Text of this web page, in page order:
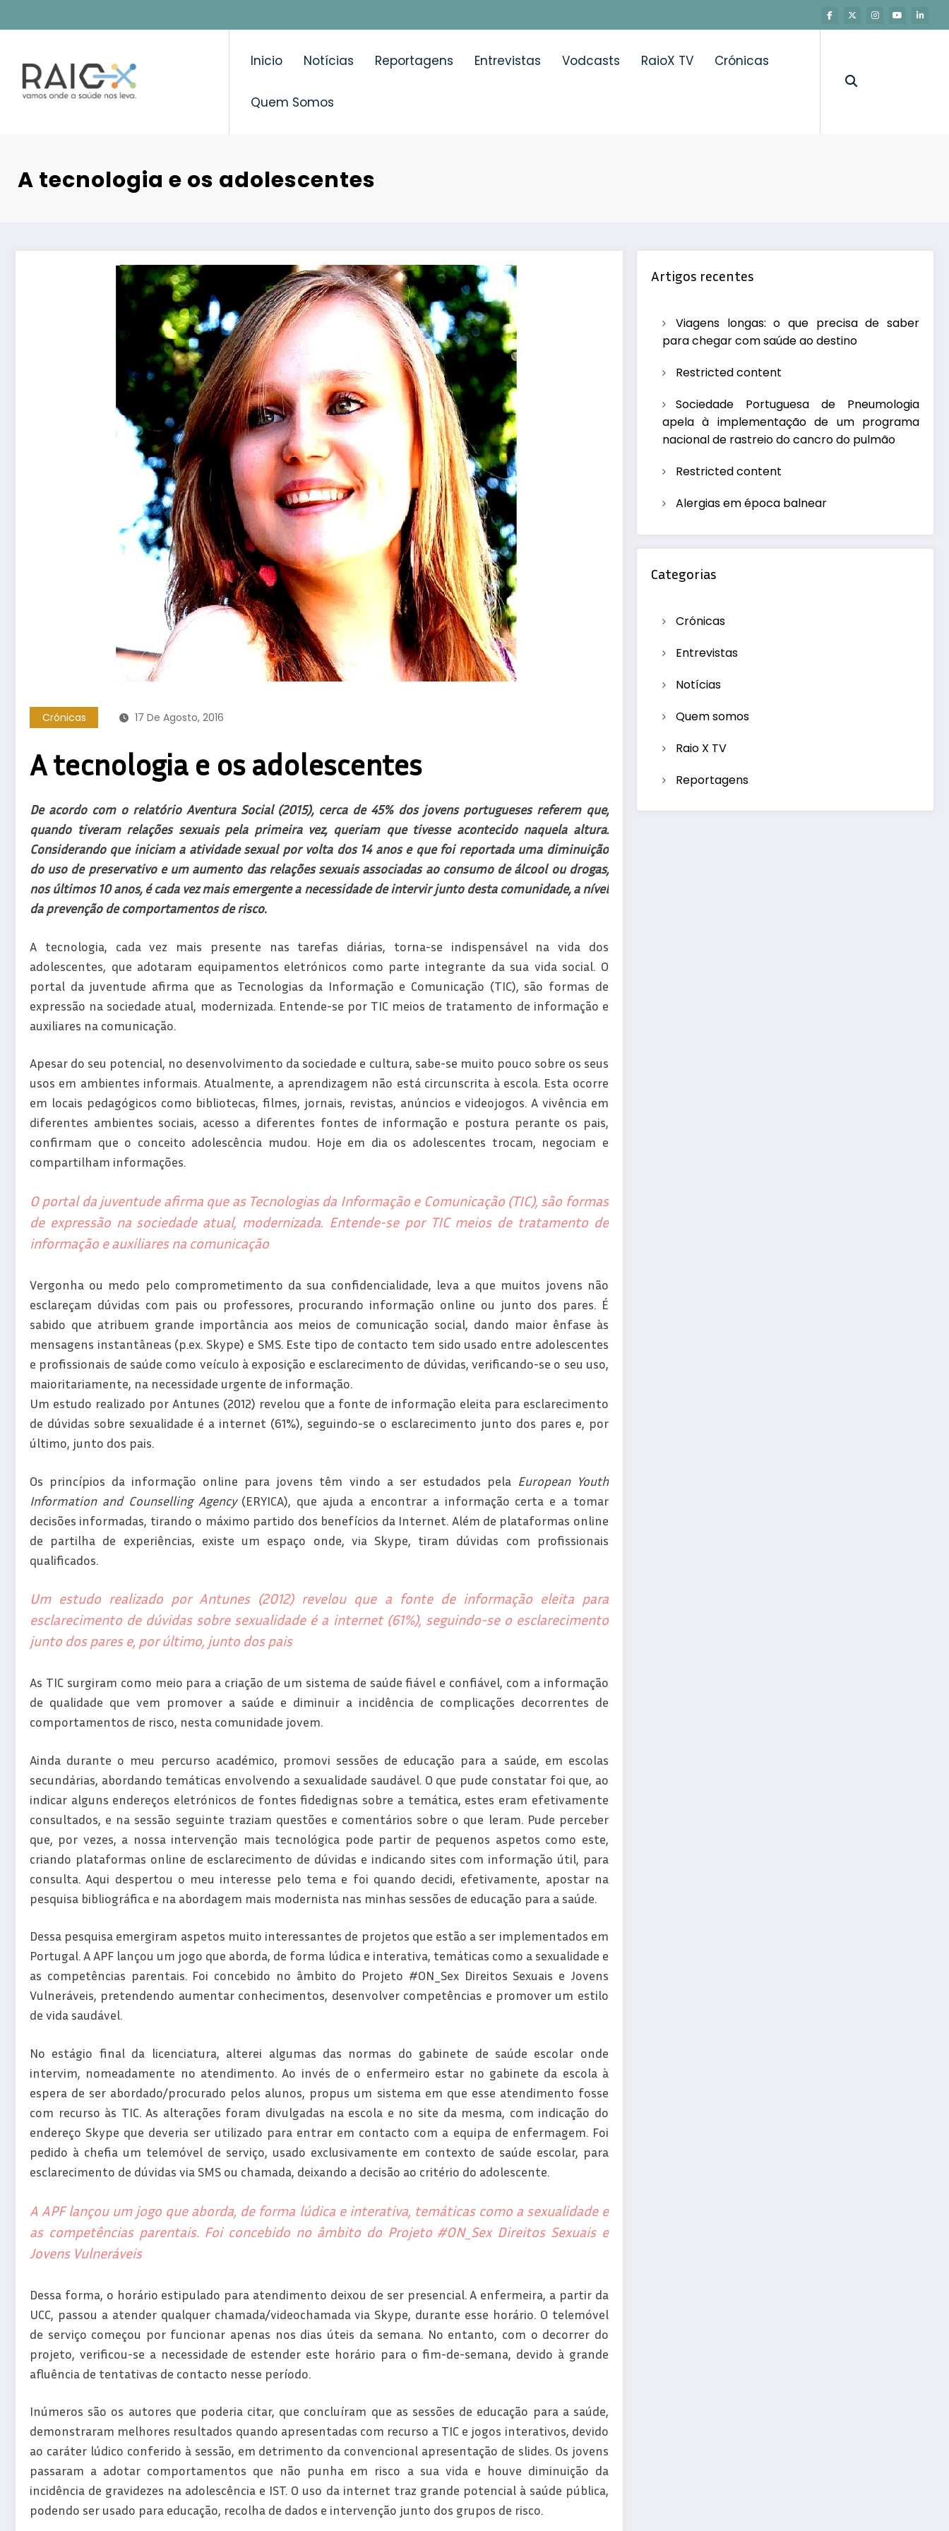
para
conteúdo
Inicio Notícias Reportagens Entrevistas Vodcasts RaioX TV Crónicas
Quem Somos
A tecnologia e os adolescentes
Crónicas 17 De Agosto, 2016
A tecnologia e os adolescentes
De acordo com o relatório Aventura Social (2015), cerca de 45% dos jovens portugueses referem que,
quando tiveram relações sexuais pela primeira vez, queriam que tivesse acontecido naquela altura.
Considerando que iniciam a atividade sexual por volta dos 14 anos e que foi reportada uma diminuição
do uso de preservativo e um aumento das relações sexuais associadas ao consumo de álcool ou drogas,
nos últimos 10 anos, é cada vez mais emergente a necessidade de intervir junto desta comunidade, a nível
da prevenção de comportamentos de risco.
A tecnologia, cada vez mais presente nas tarefas diárias, torna-se indispensável na vida dos
adolescentes, que adotaram equipamentos eletrónicos como parte integrante da sua vida social. O
portal da juventude afirma que as Tecnologias da Informação e Comunicação (TIC), são formas de
expressão na sociedade atual, modernizada. Entende-se por TIC meios de tratamento de informação e
auxiliares na comunicação.
Apesar do seu potencial, no desenvolvimento da sociedade e cultura, sabe-se muito pouco sobre os seus
usos em ambientes informais. Atualmente, a aprendizagem não está circunscrita à escola. Esta ocorre
em locais pedagógicos como bibliotecas, filmes, jornais, revistas, anúncios e videojogos. A vivência em
diferentes ambientes sociais, acesso a diferentes fontes de informação e postura perante os pais,
confirmam que o conceito adolescência mudou. Hoje em dia os adolescentes trocam, negociam e
compartilham informações.
O portal da juventude afirma que as Tecnologias da Informação e Comunicação (TIC), são formas
de expressão na sociedade atual, modernizada. Entende-se por TIC meios de tratamento de
informação e auxiliares na comunicação
Vergonha ou medo pelo comprometimento da sua confidencialidade, leva a que muitos jovens não
esclareçam dúvidas com pais ou professores, procurando informação online ou junto dos pares. É
sabido que atribuem grande importância aos meios de comunicação social, dando maior ênfase às
mensagens instantâneas (p.ex. Skype) e SMS. Este tipo de contacto tem sido usado entre adolescentes
e profissionais de saúde como veículo à exposição e esclarecimento de dúvidas, verificando-se o seu uso,
maioritariamente, na necessidade urgente de informação.
Um estudo realizado por Antunes (2012) revelou que a fonte de informação eleita para esclarecimento
de dúvidas sobre sexualidade é a internet (61%), seguindo-se o esclarecimento junto dos pares e, por
último, junto dos pais.
Os princípios da informação online para jovens têm vindo a ser estudados pela European Youth
Information and Counselling Agency(ERYICA), que ajuda a encontrar a informação certa e a tomar
decisões informadas, tirando o máximo partido dos benefícios da Internet. Além de plataformas online
de partilha de experiências, existe um espaço onde, via Skype, tiram dúvidas com profissionais
qualificados.
Um estudo realizado por Antunes (2012) revelou que a fonte de informação eleita para
esclarecimento de dúvidas sobre sexualidade é a internet (61%), seguindo-se o esclarecimento
junto dos pares e, por último, junto dos pais
As TIC surgiram como meio para a criação de um sistema de saúde fiável e confiável, com a informação
de qualidade que vem promover a saúde e diminuir a incidência de complicações decorrentes de
comportamentos de risco, nesta comunidade jovem.
Ainda durante o meu percurso académico, promovi sessões de educação para a saúde, em escolas
secundárias, abordando temáticas envolvendo a sexualidade saudável. O que pude constatar foi que, ao
indicar alguns endereços eletrónicos de fontes fidedignas sobre a temática, estes eram efetivamente
consultados, e na sessão seguinte traziam questões e comentários sobre o que leram. Pude perceber
que, por vezes, a nossa intervenção mais tecnológica pode partir de pequenos aspetos como este,
criando plataformas online de esclarecimento de dúvidas e indicando sites com informação útil, para
consulta. Aqui despertou o meu interesse pelo tema e foi quando decidi, efetivamente, apostar na
pesquisa bibliográfica e na abordagem mais modernista nas minhas sessões de educação para a saúde.
Dessa pesquisa emergiram aspetos muito interessantes de projetos que estão a ser implementados em
Portugal. A APF lançou um jogo que aborda, de forma lúdica e interativa, temáticas como a sexualidade e
as competências parentais. Foi concebido no âmbito do Projeto #ON_Sex Direitos Sexuais e Jovens
Vulneráveis, pretendendo aumentar conhecimentos, desenvolver competências e promover um estilo
de vida saudável.
No estágio final da licenciatura, alterei algumas das normas do gabinete de saúde escolar onde
intervim, nomeadamente no atendimento. Ao invés de o enfermeiro estar no gabinete da escola à
espera de ser abordado/procurado pelos alunos, propus um sistema em que esse atendimento fosse
com recurso às TIC. As alterações foram divulgadas na escola e no site da mesma, com indicação do
endereço Skype que deveria ser utilizado para entrar em contacto com a equipa de enfermagem. Foi
pedido à chefia um telemóvel de serviço, usado exclusivamente em contexto de saúde escolar, para
esclarecimento de dúvidas via SMS ou chamada, deixando a decisão ao critério do adolescente.
A APF lançou um jogo que aborda, de forma lúdica e interativa, temáticas como a sexualidade e
as competências parentais. Foi concebido no âmbito do Projeto #ON_Sex Direitos Sexuais e
Jovens Vulneráveis
Dessa forma, o horário estipulado para atendimento deixou de ser presencial. A enfermeira, a partir da
UCC, passou a atender qualquer chamada/videochamada via Skype, durante esse horário. O telemóvel
de serviço começou por funcionar apenas nos dias úteis da semana. No entanto, com o decorrer do
projeto, verificou-se a necessidade de estender este horário para o fim-de-semana, devido à grande
afluência de tentativas de contacto nesse período.
Inúmeros são os autores que poderia citar, que concluíram que as sessões de educação para a saúde,
demonstraram melhores resultados quando apresentadas com recurso a TIC e jogos interativos, devido
ao caráter lúdico conferido à sessão, em detrimento da convencional apresentação de slides. Os jovens
passaram a adotar comportamentos que não punha em risco a sua vida e houve diminuição da
incidência de gravidezes na adolescência e IST. O uso da internet traz grande potencial à saúde pública,
podendo ser usado para educação, recolha de dados e intervenção junto dos grupos de risco.
Artigos recentes
Viagens longas: o que precisa de saber
para chegar com saúde ao destino
Restricted content
Sociedade Portuguesa de Pneumologia
apela à implementação de um programa
nacional de rastreio do cancro do pulmão
Restricted content
Alergias em época balnear
Categorias
Crónicas
Entrevistas
Notícias
Quem somos
Raio X TV
Reportagens